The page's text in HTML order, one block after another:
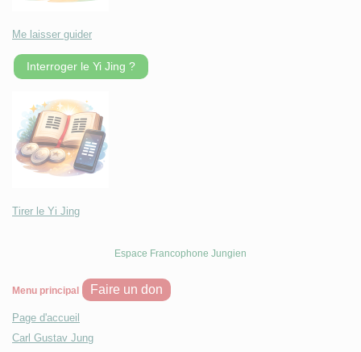
Me laisser guider
Interroger le Yi Jing ?
Tirer le Yi Jing
Espace Francophone Jungien
Menu principal Faire un don
Page d'accueil
Carl Gustav Jung